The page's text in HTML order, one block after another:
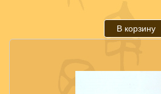
В корзину